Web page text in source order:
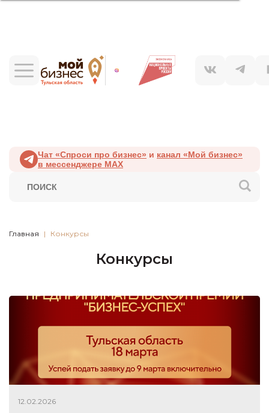
Чат «Спроси про бизнес» и канал «Мой бизнес»
в мессенджере MAX
Главная Конкурсы
Конкурсы
12.02.2026